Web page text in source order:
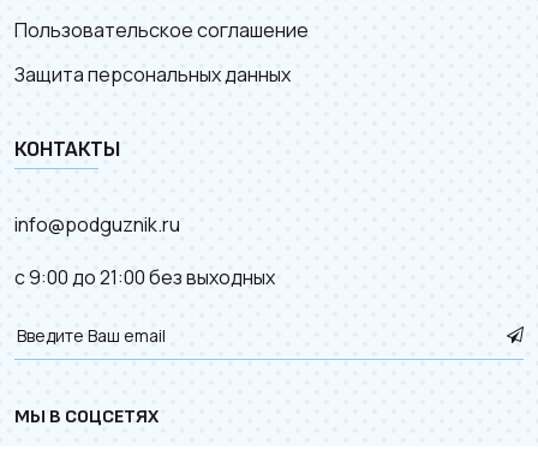
Пользовательское соглашение
Защита персональных данных
КОНТАКТЫ
info@podguznik.ru
с 9:00 до 21:00 без выходных
МЫ В СОЦСЕТЯХ